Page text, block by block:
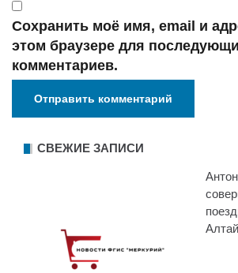
Сохранить моё имя, email и
этом браузере для
комментариев.
СВЕЖИЕ ЗАПИСИ